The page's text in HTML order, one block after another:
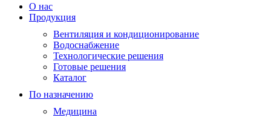
О нас
Продукция
Вентиляция и кондиционирование
Водоснабжение
Технологические решения
Готовые решения
Каталог
По назначению
Медицина